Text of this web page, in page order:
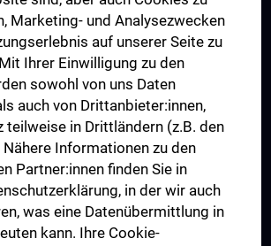
Marketing- und Analysezwecken
auf unserer Seite zu
Ihrer Einwilligung zu den
sowohl von uns Daten
auch von Drittanbieter:innen,
teilweise in Drittländern (z.B. den
Nähere Informationen zu den
Partner:innen finden Sie in
in der wir auch
was eine Datenübermittlung in
kann. Ihre Cookie-